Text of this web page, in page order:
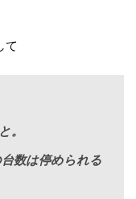
て
。
数は停められる